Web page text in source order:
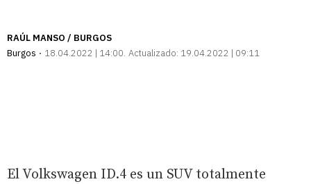
RAÚL MANSO / BURGOS
Burgos
18.04.2022 | 14:00 Actualizado: 19.04.2022 | 09:11
El Volkswagen ID.4 es un SUV totalmente